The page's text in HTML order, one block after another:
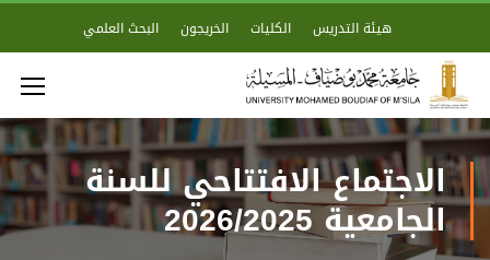
هيئة التدريس الكليات الخريجون البحث العلمي
الاجتماع الافتتاحي للسنة
الجامعية 2026/2025